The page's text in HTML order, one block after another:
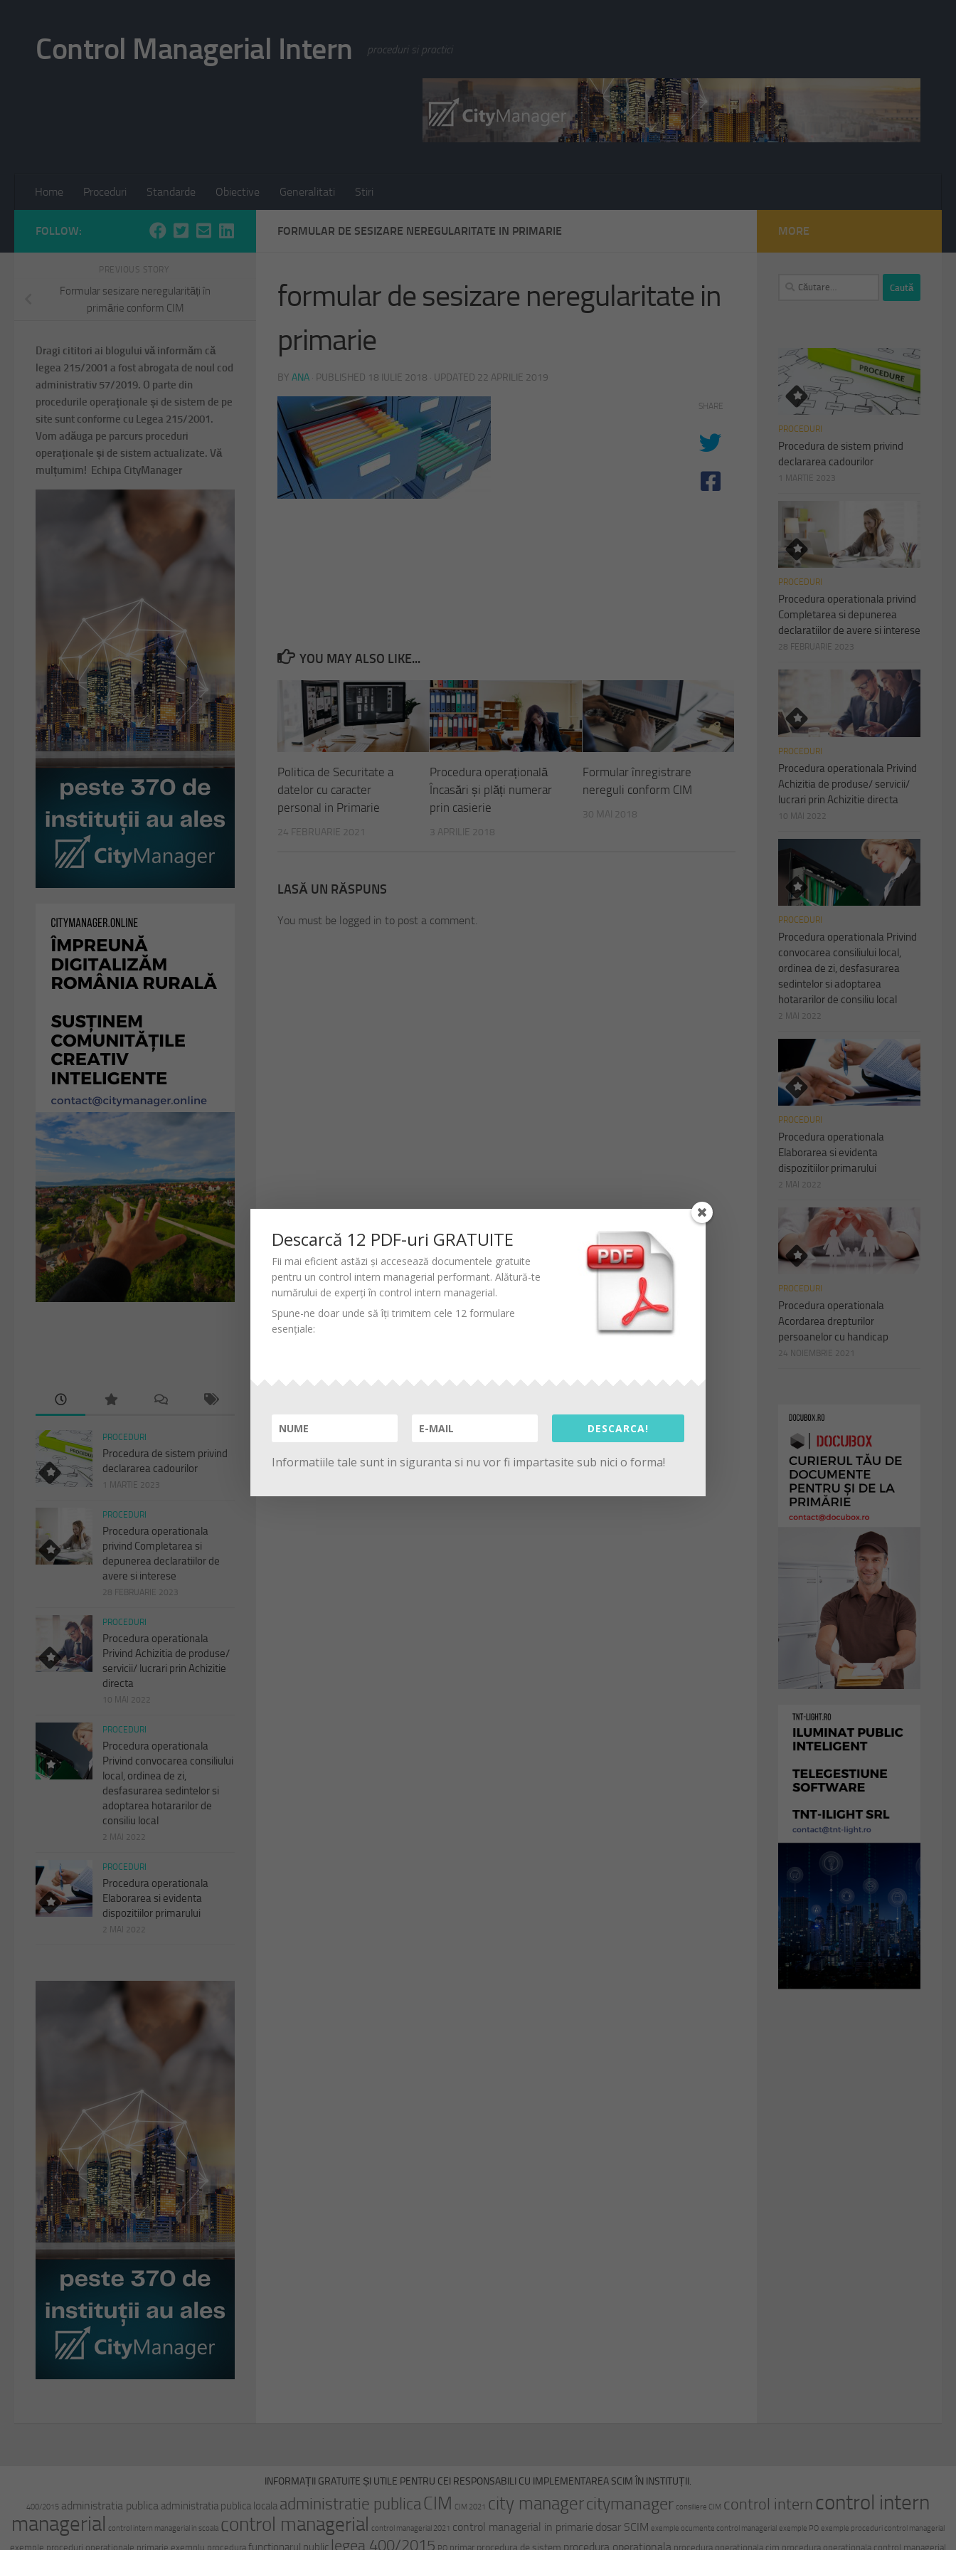
Control Managerial Intern proceduri si practici
Home Proceduri Standarde Obiective Generalitati Stiri
FORMULAR DE SESIZARE NEREGULARITATE IN PRIMARIE
formular de sesizare neregularitate in
primarie
BY ANA · PUBLISHED 18 IULIE 2018 · UPDATED 22 APRILIE 2019
SHARE
YOU MAY ALSO LIKE...
Politica de Securitate a
datelor cu caracter
personal in Primarie
24 FEBRUARIE 2021
Procedura operațională
Încasări și plăți numerar
prin casierie
3 APRILIE 2018
Formular înregistrare
nereguli conform CIM
30 MAI 2018
LASĂ UN RĂSPUNS
You must be logged in to post a comment.
FOLLOW:
PREVIOUS STORY
Formular sesizare neregularități în
primărie conform CIM
Dragi cititori ai blogului vă informăm că
legea 215/2001 a fost abrogata de noul cod
administrativ 57/2019. O parte din
procedurile operaționale și de sistem de pe
site sunt conforme cu Legea 215/2001.
Vom adăuga pe parcurs proceduri
operaționale și de sistem actualizate. Vă
mulțumim! Echipa CityManager
PROCEDURI
Procedura de sistem privind
declararea cadourilor
1 MARTIE 2023
PROCEDURI
Procedura operationala
privind Completarea si
depunerea declaratiilor de
avere si interese
28 FEBRUARIE 2023
PROCEDURI
Procedura operationala
Privind Achizitia de produse/
servicii/ lucrari prin Achizitie
directa
10 MAI 2022
PROCEDURI
Procedura operationala
Privind convocarea consiliului
local, ordinea de zi,
desfasurarea sedintelor si
adoptarea hotararilor de
consiliu local
2 MAI 2022
PROCEDURI
Procedura operationala
Elaborarea si evidenta
dispozitiilor primarului
2 MAI 2022
MORE
Caută
PROCEDURI
Procedura de sistem privind
declararea cadourilor
1 MARTIE 2023
PROCEDURI
Procedura operationala privind
Completarea si depunerea
declaratiilor de avere si interese
28 FEBRUARIE 2023
PROCEDURI
Procedura operationala Privind
Achizitia de produse/ servicii/
lucrari prin Achizitie directa
10 MAI 2022
PROCEDURI
Procedura operationala Privind
convocarea consiliului local,
ordinea de zi, desfasurarea
sedintelor si adoptarea
hotararilor de consiliu local
2 MAI 2022
PROCEDURI
Procedura operationala
Elaborarea si evidenta
dispozitiilor primarului
2 MAI 2022
PROCEDURI
Procedura operationala
Acordarea drepturilor
persoanelor cu handicap
24 NOIEMBRIE 2021
INFORMAȚII GRATUITE ȘI UTILE PENTRU CEI RESPONSABILI CU IMPLEMENTAREA SCIM ÎN INSTITUȚII.
400/2015 administratia publica administratia publica locala administratie publicaCIM CIM 2021 city managercitymanager consiliere CIM control intern control intern
managerial control intern managerial in scoala control managerial control managerial 2021 control managerial in primarie dosar SCIM exemple ocumente control managerial exemple PO exemple proceduri control managerial
exemple proceduri operationale primarie exemplu procedura functionarul public legea 400/2015 PO primar procedura de sistem procedura operationala procedura operationala cim procedura operationala control managerial
Descarcă 12 PDF-uri GRATUITE
Fii mai eficient astăzi și accesează documentele gratuite
pentru un control intern managerial performant. Alătură-te
numărului de experți în control intern managerial.
Spune-ne doar unde să îți trimitem cele 12 formulare
esențiale:
DESCARCA!
Informatiile tale sunt in siguranta si nu vor fi impartasite sub nici o forma!